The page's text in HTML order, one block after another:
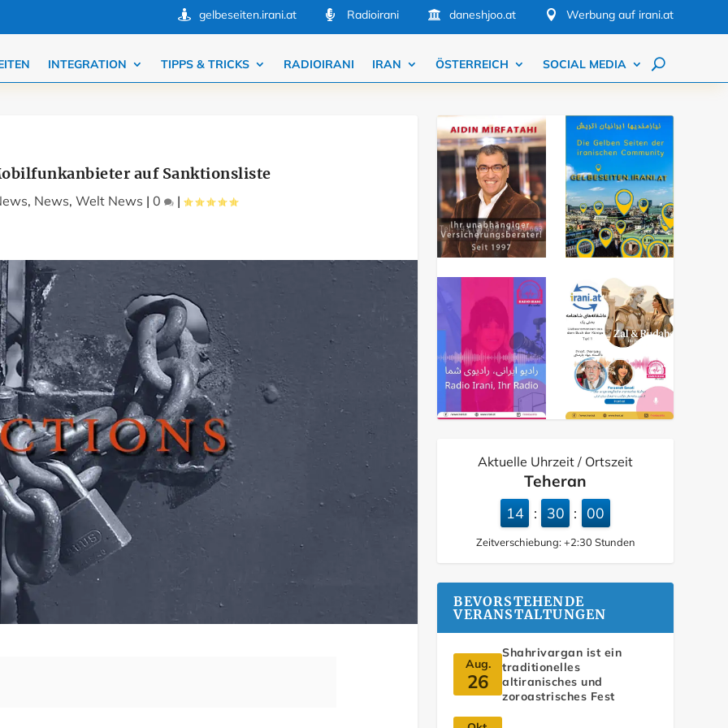
 gelbeseiten.irani.at  Radioirani  daneshjoo.at  Werbung auf irani.at
INTEGRATION TIPPS & TRICKS RADIOIRANI IRAN ÖSTERREICH SOCIAL MEDIA
auf Sanktionsliste
, News, Welt News | 0 |
Aktuelle Uhrzeit / Ortszeit
Teheran
14 : 30 : 01
Zeitverschiebung: +2:30 Stunden
BEVORSTEHENDE
VERANSTALTUNGEN
Aug.
26
Shahrivargan ist ein
traditionelles
altiranisches und
zoroastrisches Fest